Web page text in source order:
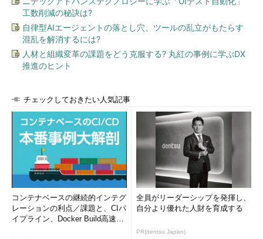
工数削減の秘訣は?
自律型AIエージェントの落とし穴、ツールの乱立がもたらす
混乱を解消するには?
人材と組織変革の課題をどう克服する? 丸紅の事例に学ぶDX
推進のヒント
チェックしておきたい人気記事
コンテナベースの継続的インテグ
レーションの利点／課題と、CIパ
イプライン、Docker Build高速化
全員がリーダーシップを発揮し、
自分より優れた人財を育成する
PR(dentsu Japan)